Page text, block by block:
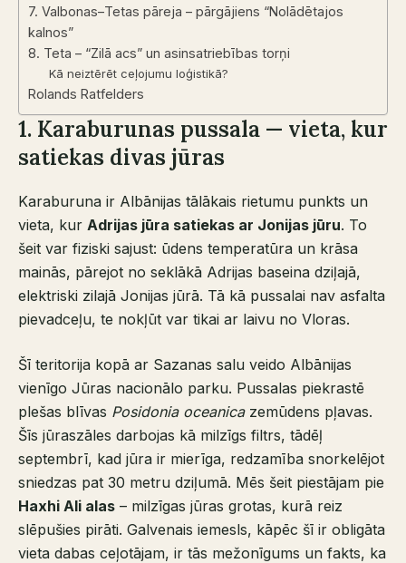
7. Valbonas–Tetas pāreja – pārgājiens “Nolādētajos
kalnos”
8. Teta – “Zilā acs” un asinsatriebības torņi
Kā neiztērēt ceļojumu loģistikā?
Rolands Ratfelders
1. Karaburunas pussala — vieta, kur
satiekas divas jūras
Karaburuna ir Albānijas tālākais rietumu punkts un
vieta, kur Adrijas jūra satiekas ar Jonijas jūru. To
šeit var fiziski sajust: ūdens temperatūra un krāsa
mainās, pārejot no seklākā Adrijas baseina dziļajā,
elektriski zilajā Jonijas jūrā. Tā kā pussalai nav asfalta
pievadceļu, te nokļūt var tikai ar laivu no Vloras.
Šī teritorija kopā ar Sazanas salu veido Albānijas
vienīgo Jūras nacionālo parku. Pussalas piekrastē
plešas blīvas Posidonia oceanicazemūdens pļavas.
Šīs jūraszāles darbojas kā milzīgs filtrs, tādēļ
septembrī, kad jūra ir mierīga, redzamība snorkelējot
sniedzas pat 30 metru dziļumā. Mēs šeit piestājam pie
Haxhi Ali alas – milzīgas jūras grotas, kurā reiz
slēpušies pirāti. Galvenais iemesls, kāpēc šī ir obligāta
vieta dabas ceļotājam, ir tās mežonīgums un fakts, ka